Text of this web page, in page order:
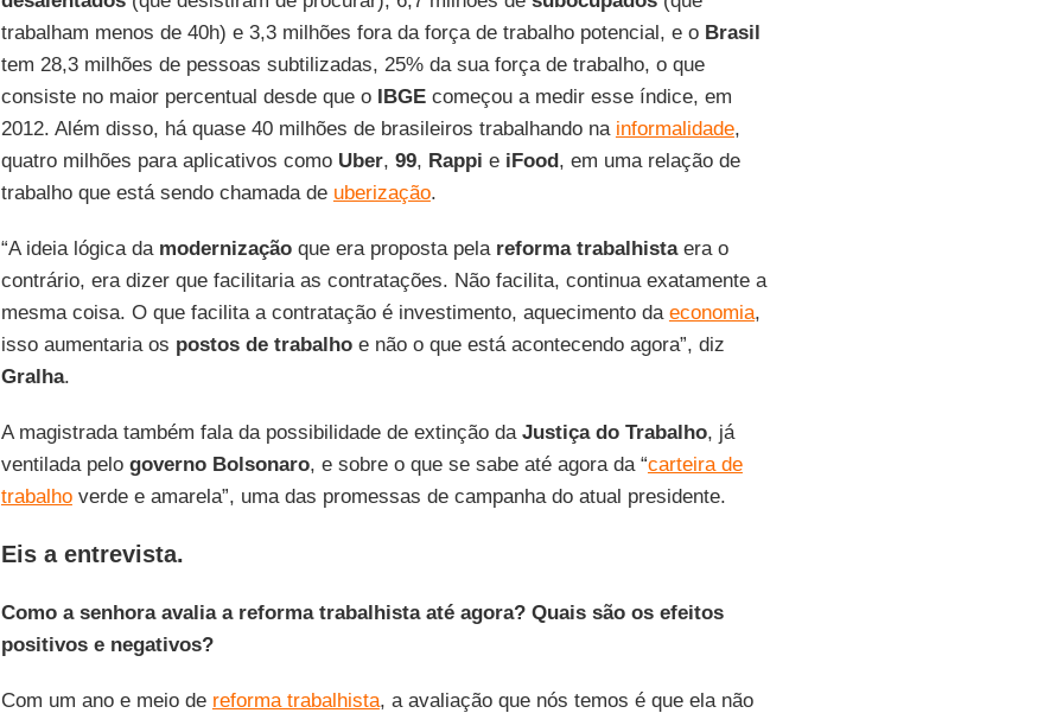
trabalham menos de 40h) e 3,3 milhões fora da força de trabalho potencial, e o Brasil
tem 28,3 milhões de pessoas subtilizadas, 25% da sua força de trabalho, o que
consiste no maior percentual desde que o IBGEcomeçou a medir esse índice, em
2012. Além disso, há quase 40 milhões de brasileiros trabalhando na informalidade,
quatro milhões para aplicativos como Uber, 99, Rappi e iFood, em uma relação de
trabalho que está sendo chamada de uberização.
“A ideia lógica da modernizaçãoque era proposta pela reforma trabalhistaera o
contrário, era dizer que facilitaria as contratações. Não facilita, continua exatamente a
mesma coisa. O que facilita a contratação é investimento, aquecimento da economia,
isso aumentaria os postos de trabalhoe não o que está acontecendo agora”, diz
Gralha.
A magistrada também fala da possibilidade de extinção da Justiça do Trabalho, já
ventilada pelo governo Bolsonaro, e sobre o que se sabe até agora da “carteira de
trabalhoverde e amarela”, uma das promessas de campanha do atual presidente.
Eis a entrevista.
Como a senhora avalia a reforma trabalhista até agora? Quais são os efeitos
positivos e negativos?
Com um ano e meio de reforma trabalhista, a avaliação que nós temos é que ela não